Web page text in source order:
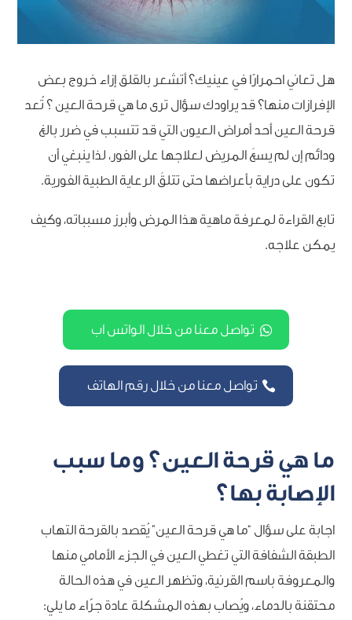
هل تعاني احمرارًا في عينيك؟ أتشعر بالقلق إزاء خروج بعض
الإفرازات منها؟ قد يراودك سؤال ترى ما هي قرحة العين ؟ تُعد
قرحة العين أحد أمراض العيون التي قد تتسبب في ضرر بالغ
ودائم إن لم يسعَ المريض لعلاجها على الفور، لذا ينبغي أن
تكون على دراية بأعراضها حتى تتلقَ الرعاية الطبية الفورية.
تابع القراءة لمعرفة ماهية هذا المرض وأبرز مسبباته، وكيف
يمكن علاجه.
تواصل معنا من خلال الواتس اب
تواصل معنا من خلال رقم الهاتف
ما هي قرحة العين؟ وما سبب
الإصابة بها؟
اجابة على سؤال “ما هي قرحة العين” يُقصد بالقرحة التهاب
الطبقة الشفافة التي تغطي العين في الجزء الأمامي منها
والمعروفة باسم القرنية، وتظهر العين في هذه الحالة
محتقنة بالدماء، ويُصاب بهذه المشكلة عادة جرّاء ما يلي: